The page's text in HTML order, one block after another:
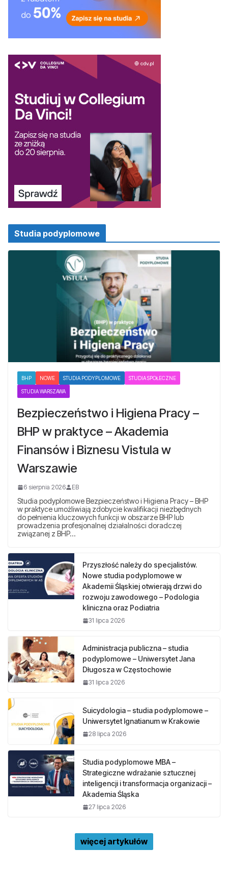
Studia podyplomowe
BHP NOWE STUDIA PODYPLOMOWE STUDIA SPOŁECZNE
STUDIA WARSZAWA
Bezpieczeństwo i Higiena Pracy –
BHP w praktyce – Akademia
Finansów i Biznesu Vistula w
Warszawie
6 sierpnia 2026 EB
Studia podyplomowe Bezpieczeństwo i Higiena Pracy – BHP
w praktyce umożliwiają zdobycie kwalifikacji niezbędnych
do pełnienia kluczowych funkcji w obszarze BHP lub
prowadzenia profesjonalnej działalności doradczej
związanej z BHP…
Przyszłość należy do specjalistów.
Nowe studia podyplomowe w
Akademii Śląskiej otwierają drzwi do
rozwoju zawodowego – Podologia
kliniczna oraz Podiatria
31 lipca 2026
Administracja publiczna – studia
podyplomowe – Uniwersytet Jana
Długosza w Częstochowie
31 lipca 2026
Suicydologia – studia podyplomowe –
Uniwersytet Ignatianum w Krakowie
28 lipca 2026
Studia podyplomowe MBA –
Strategiczne wdrażanie sztucznej
inteligencji i transformacja organizacji –
Akademia Śląska
27 lipca 2026
więcej artykułów